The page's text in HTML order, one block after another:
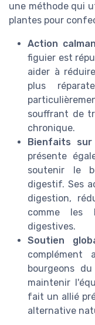
une méthode qui
plantes pour
Action
figuier est
aider à
plus
souffrant de
chronique.
Bienfaits
présente
soutenir le
digestif. Ses
digestion,
comme les
digestives.
Soutien
complément
bourgeons
maintenir
fait un allié
alternative